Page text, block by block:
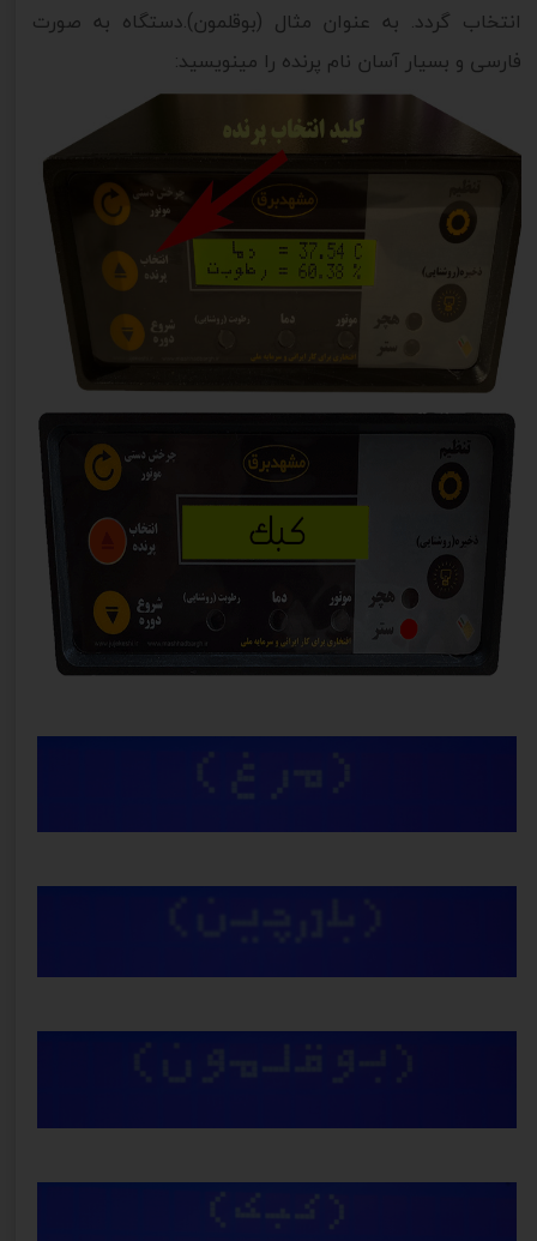
انتخاب گردد. به عنوان مثال (بوقلمون).دستگاه به صورت
فارسی و بسیار آسان نام پرنده را مینویسید: